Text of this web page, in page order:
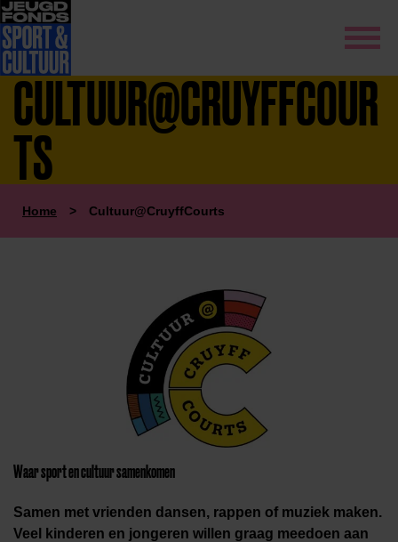
CULTUUR@CRUYFFCOUR
TS
Home > Cultuur@CruyffCourts
Waar sport en cultuur samenkomen
Samen met vrienden dansen, rappen of muziek maken.
Veel kinderen en jongeren willen graag meedoen aan